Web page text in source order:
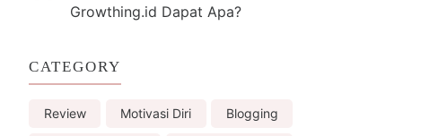
Growthing.id Dapat Apa?
CATEGORY
Review Motivasi Diri Blogging